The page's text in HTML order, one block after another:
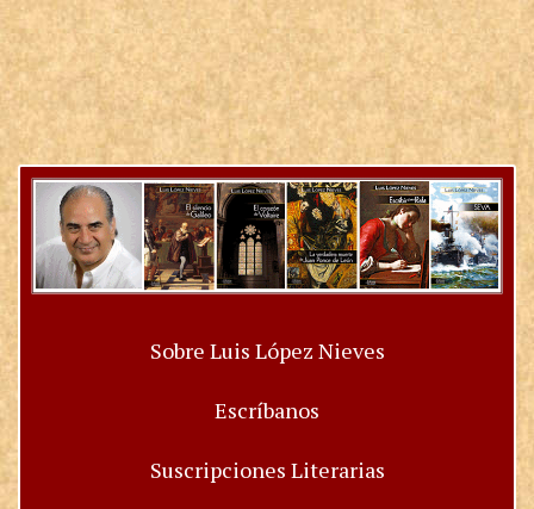
Sobre Luis López Nieves
Escríbanos
Suscripciones Literarias